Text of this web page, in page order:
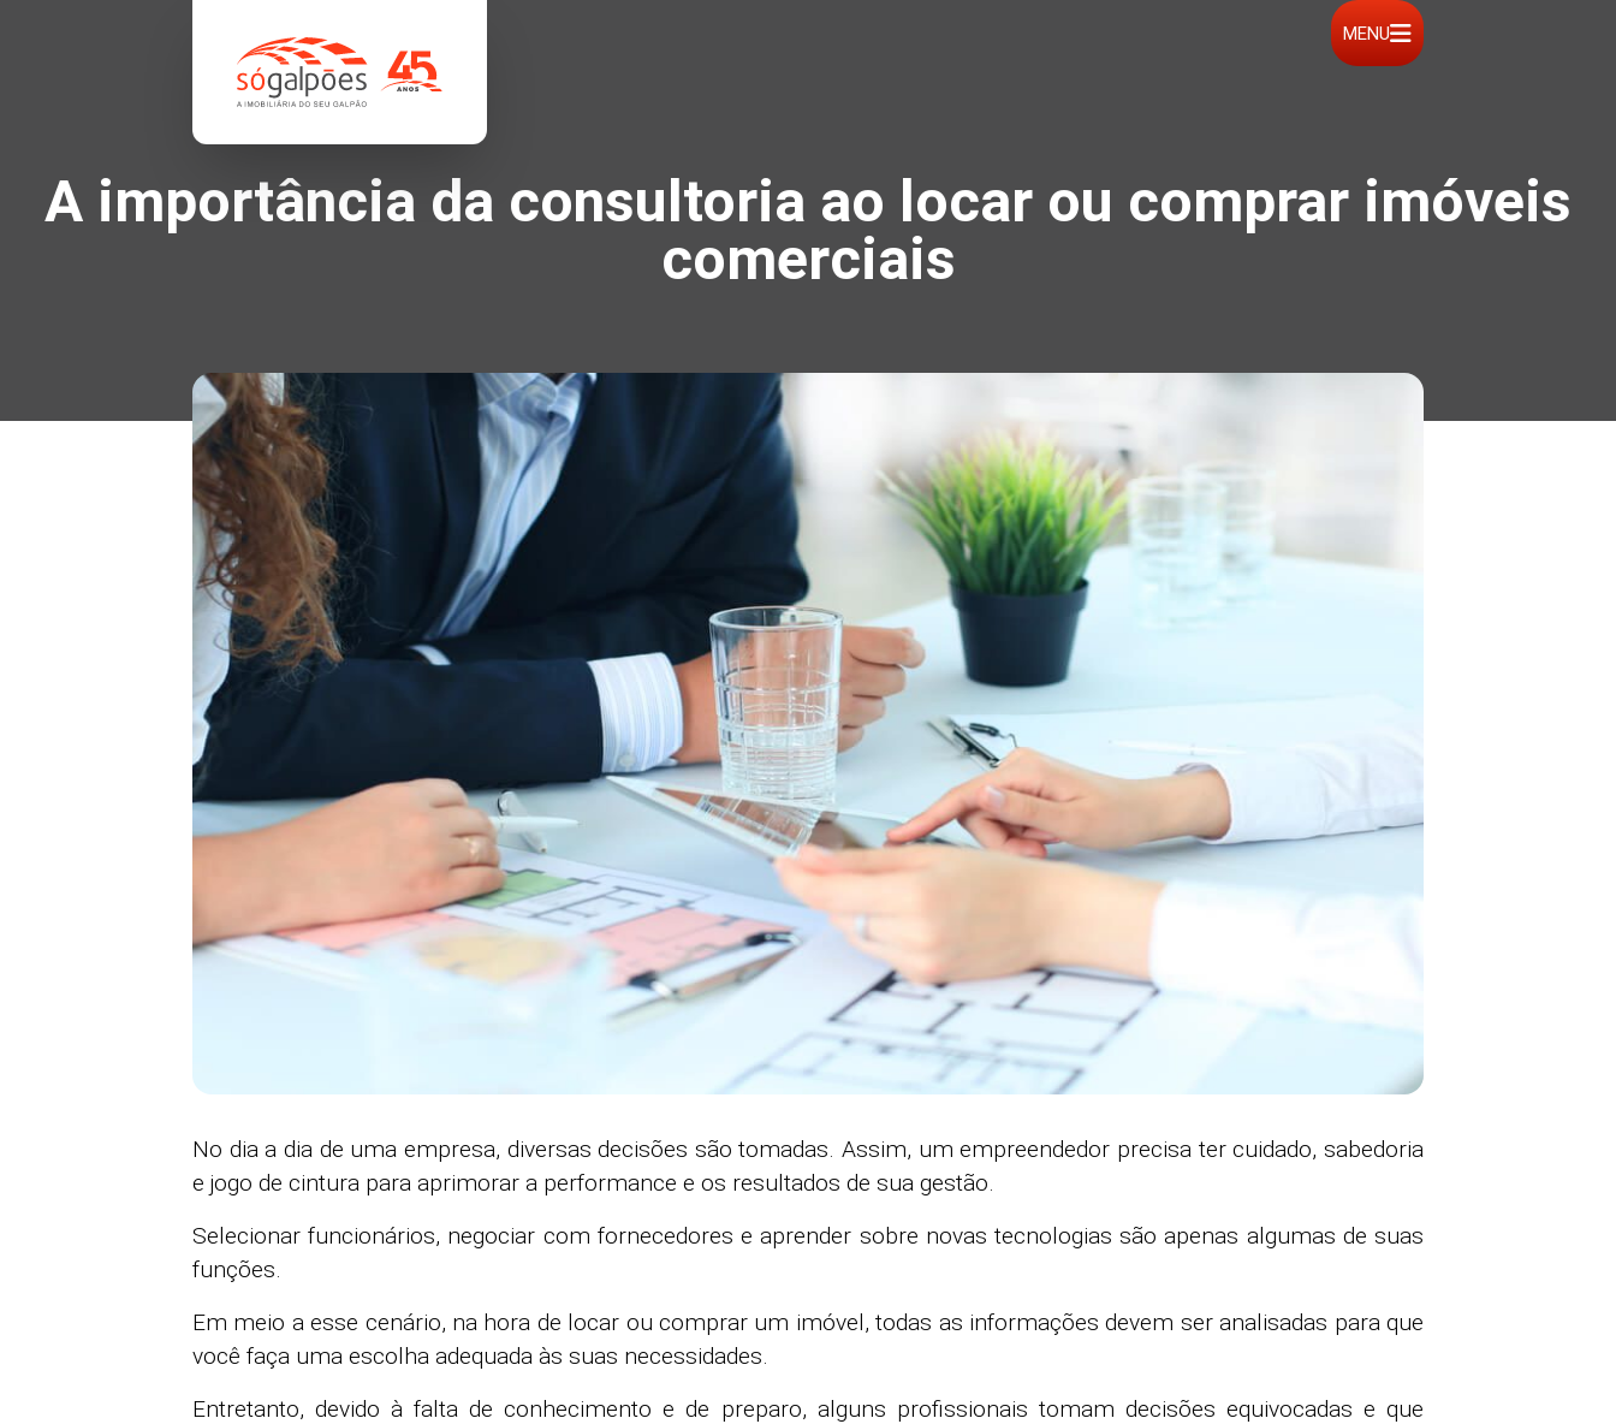
MENU
A importância da consultoria ao locar ou comprar imóveis
comerciais
No dia a dia de uma empresa, diversas decisões são tomadas. Assim, um empreendedor precisa ter cuidado, sabedoria
e jogo de cintura para aprimorar a performance e os resultados de sua gestão.
Selecionar funcionários, negociar com fornecedores e aprender sobre novas tecnologias são apenas algumas de suas
funções.
Em meio a esse cenário, na hora de locar ou comprar um imóvel, todas as informações devem ser analisadas para que
você faça uma escolha adequada às suas necessidades.
Entretanto, devido à falta de conhecimento e de preparo, alguns profissionais tomam decisões equivocadas e que